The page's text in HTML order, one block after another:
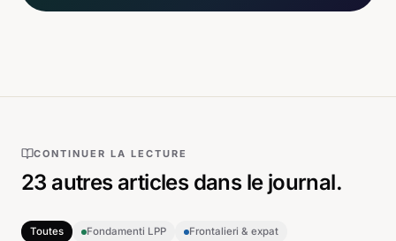
CONTINUER LA LECTURE
23 autres articlesdans le journal.
Toutes Fondamenti LPP
Frontalieri & expat